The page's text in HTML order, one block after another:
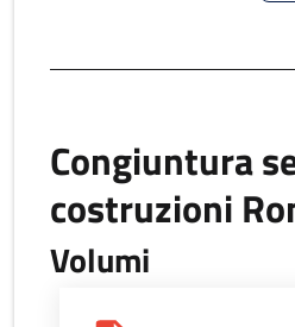
Congiuntura
costruzioni
Volumi